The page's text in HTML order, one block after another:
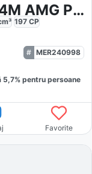
Mercedes-Benz E 300 4M AMG Prem PANO NIGHT Distr
197CP
MER240998
5,7% pentru persoane
Favorite